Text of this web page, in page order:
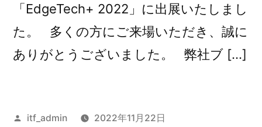
「EdgeTech+ 2022」に出展いたしまし
た。 多くの方にご来場いただき、誠に
ありがとうございました。 弊社ブ […]
Posted
itf_admin
2022年11月22日